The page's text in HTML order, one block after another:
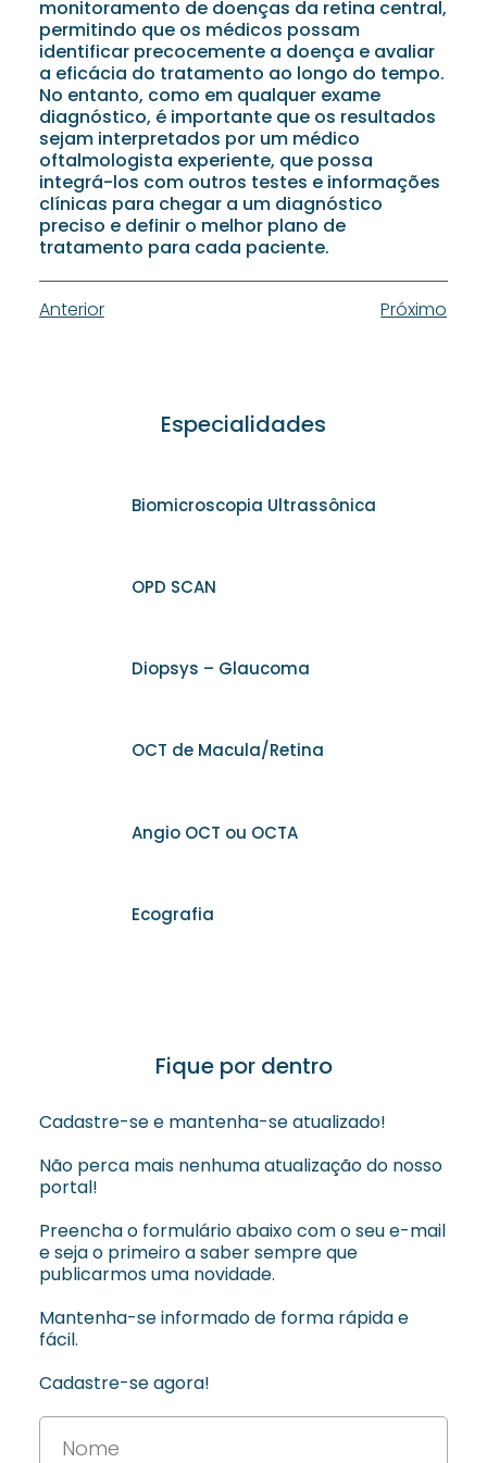
monitoramento de doenças da retina central,
permitindo que os médicos possam
identificar precocemente a doença e avaliar
a eficácia do tratamento ao longo do tempo.
No entanto, como em qualquer exame
diagnóstico, é importante que os resultados
sejam interpretados por um médico
oftalmologista experiente, que possa
integrá-los com outros testes e informações
clínicas para chegar a um diagnóstico
preciso e definir o melhor plano de
tratamento para cada paciente.
Anterior Próximo
Especialidades
Biomicroscopia Ultrassônica
OPD SCAN
Diopsys – Glaucoma
OCT de Macula/Retina
Angio OCT ou OCTA
Ecografia
Fique por dentro
Cadastre-se e mantenha-se atualizado!
Não perca mais nenhuma atualização do nosso
portal!
Preencha o formulário abaixo com o seu e-mail
e seja o primeiro a saber sempre que
publicarmos uma novidade.
Mantenha-se informado de forma rápida e
fácil.
Cadastre-se agora!